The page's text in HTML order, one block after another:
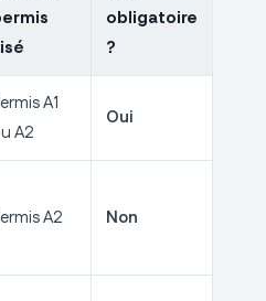
obligatoire
?
A1
A2
Oui
A2 Non